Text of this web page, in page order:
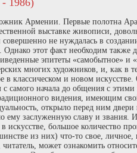
1986)
Армении. Первые полотна Ара
выставке живописи,
не нуждалась в
Однако этот факт необходим также
эпитеты «самобытное» и
многих художников, и, как в
в классическом и новом
самого начала до общения с
видения, имеющим
открыло перед ним
ему заслуженную славу и звания.
искусстве, большое количество
из них) что-то свое, личное,
может ознакомить